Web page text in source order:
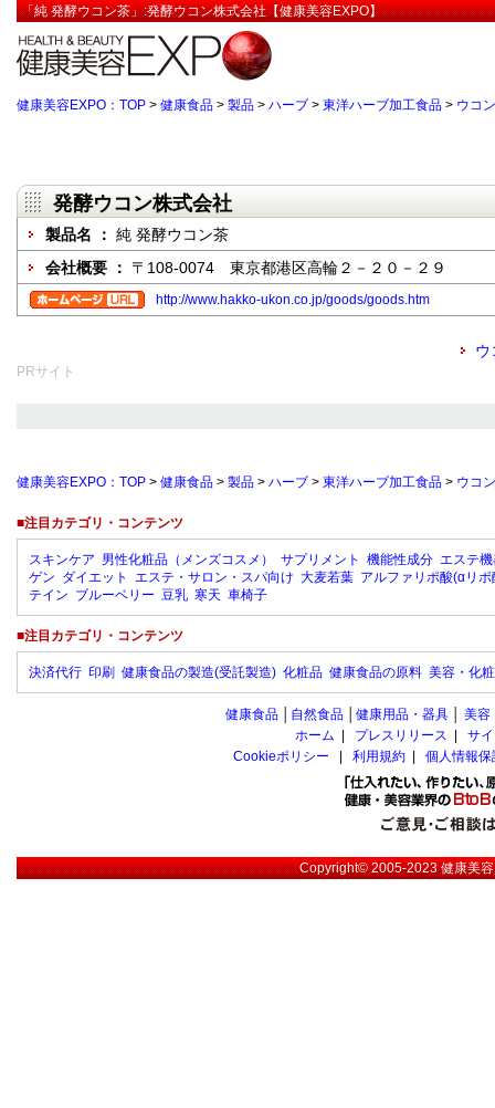
「純 発酵ウコン茶」:発酵ウコン株式会社【健康美容EXPO】
健康美容EXPO：TOP > 健康食品 > 製品 > ハーブ > 東洋ハーブ加工食品 > ウコン
発酵ウコン株式会社
製品名 ： 純 発酵ウコン茶
会社概要 ： 〒108-0074 東京都港区高輪２－２０－２９
http://www.hakko-ukon.co.jp/goods/goods.htm
ウ
PRサイト
健康美容EXPO：TOP > 健康食品 > 製品 > ハーブ > 東洋ハーブ加工食品 > ウコン
■注目カテゴリ・コンテンツ
スキンケア 男性化粧品（メンズコスメ） サプリメント 機能性成分 エステ
ゲン ダイエット エステ・サロン・スパ向け 大麦若葉 アルファリポ酸(αリポ
テイン ブルーベリー 豆乳 寒天 車椅子
■注目カテゴリ・コンテンツ
決済代行 印刷 健康食品の製造(受託製造) 化粧品 健康食品の原料 美容・化
健康食品 自然食品 健康用品・器具 美容
ホーム
プレスリリース
サ
Cookieポリシー
利用規約 個人情報
Copyright© 2005-2023健康美